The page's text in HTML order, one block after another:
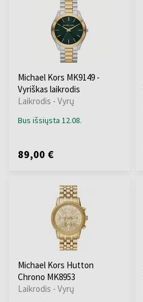
Michael Kors MK9149 -
Vyriškas laikrodis
Laikrodis - Vyrų
Bus išsiųsta 12.08.
89,00 €
Michael Kors Hutton
Chrono MK8953
Laikrodis - Vyrų